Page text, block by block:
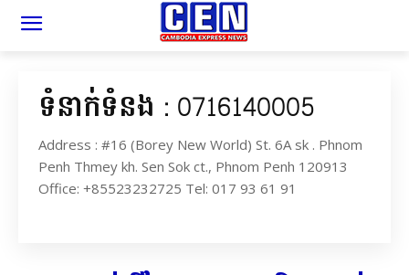
ទំនាក់ទំនង : 0716140005
Address : #16 (Borey New World) St. 6A sk . Phnom
Penh Thmey kh. Sen Sok ct., Phnom Penh 120913
Office: +85523232725 Tel: 017 93 61 91